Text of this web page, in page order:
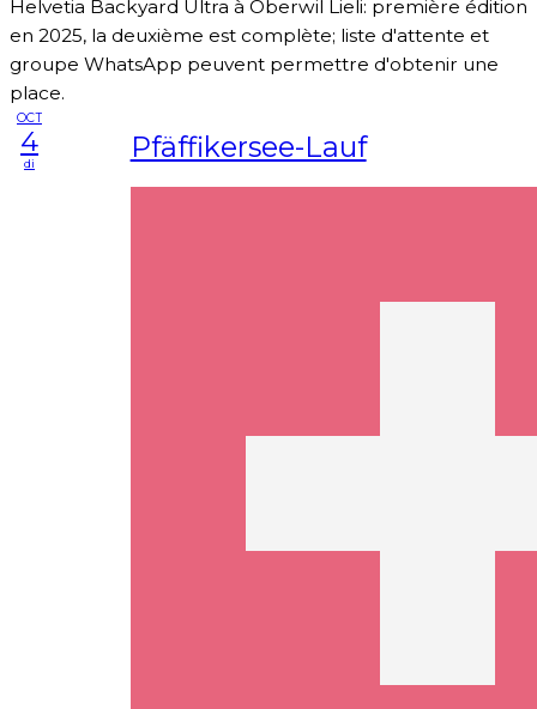
Helvetia Backyard Ultra à Oberwil Lieli: première édition
en 2025, la deuxième est complète; liste d'attente et
groupe WhatsApp peuvent permettre d'obtenir une
place.
OCT
4
di Pfäffikersee-Lauf